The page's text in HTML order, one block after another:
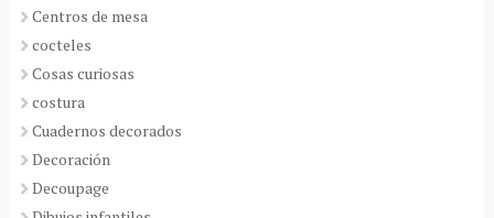
Centros de mesa
cocteles
Cosas curiosas
costura
Cuadernos decorados
Decoración
Decoupage